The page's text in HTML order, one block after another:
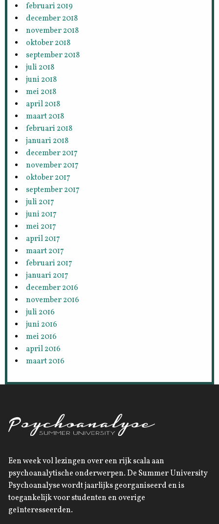
februari 2019
december 2018
november 2018
oktober 2018
september 2018
juli 2018
juni 2018
mei 2018
april 2018
maart 2018
februari 2018
januari 2018
december 2017
november 2017
oktober 2017
september 2017
juli 2017
juni 2017
mei 2017
april 2017
maart 2017
februari 2017
januari 2017
december 2016
november 2016
juli 2016
juni 2016
mei 2016
april 2016
maart 2016
Een week vol lezingen over een rijk scala aan
psychoanalytische onderwerpen. De Summer University
Psychoanalyse wordt jaarlijks georganiseerd en is
toegankelijk voor studenten en overige
geïnteresseerden.